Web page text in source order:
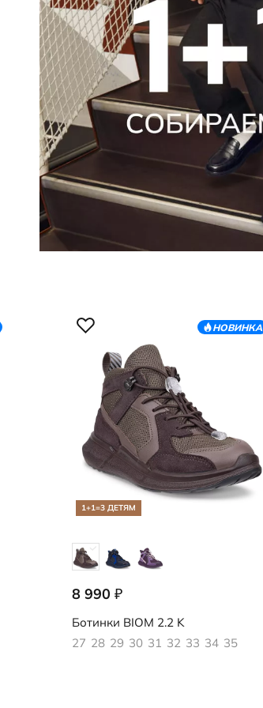
НОВИНКА
1+1=3 ДЕТЯМ
8 990 ₽
710912/61789
Ботинки BIOM 2.2 K
27 28 29 30 31 32 33 34 35